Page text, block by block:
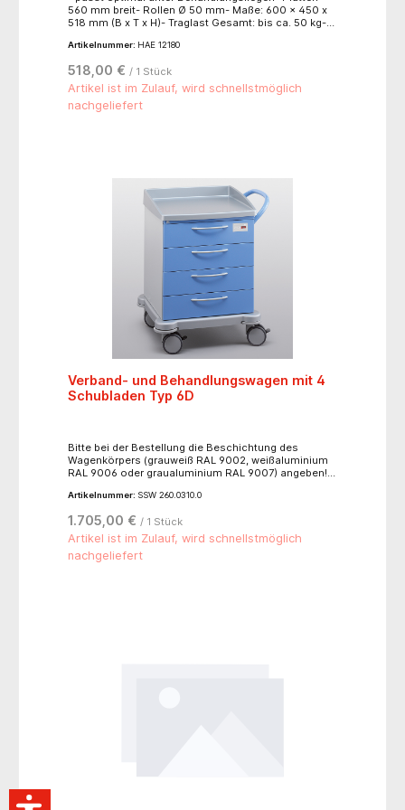
560 mm breit- Rollen Ø 50 mm- Maße: 600 x 450 x
518 mm (B x T x H)- Traglast Gesamt: bis ca. 50 kg-
Artikelnummer: HAE 12180
518,00 € / 1 Stück
Artikel ist im Zulauf, wird schnellstmöglich
nachgeliefert
Verband- und Behandlungswagen mit 4
Schubladen Typ 6D
Bitte bei der Bestellung die Beschichtung des
Wagenkörpers (grauweiß RAL 9002, weißaluminium
RAL 9006 oder graualuminium RAL 9007) angeben!
möglich (Aufpreis von EUR 145,00 Nr. 200.6030.0).
Farbpalette.4 geschlossene Doppelrollen Ø 125 mm,
aus Kunststoff, kugelgelagert, elektrisch leitend,
davon 2 Rollen mit Totalfeststeller und 1 Rolle mit
Richtungsfeststeller, Fahrwerksabdeckung
Artikelnummer: SSW 260.0310.0
1.705,00 € / 1 Stück
Artikel ist im Zulauf, wird schnellstmöglich
nachgeliefert